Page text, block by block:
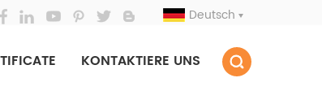
Deutsch
KONTAKTIERE UNS